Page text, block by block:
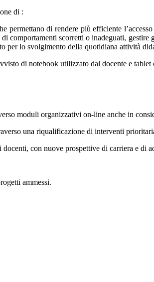
di :
permettano di rendere più efficiente
comportamenti scorretti o inadeguati,
per lo svolgimento della quotidiana attività
di notebook utilizzato dal docente e
moduli organizzativi on-line anche in
una riqualificazione di interventi
docenti, con nuove prospettive di carriera e di
ammessi.